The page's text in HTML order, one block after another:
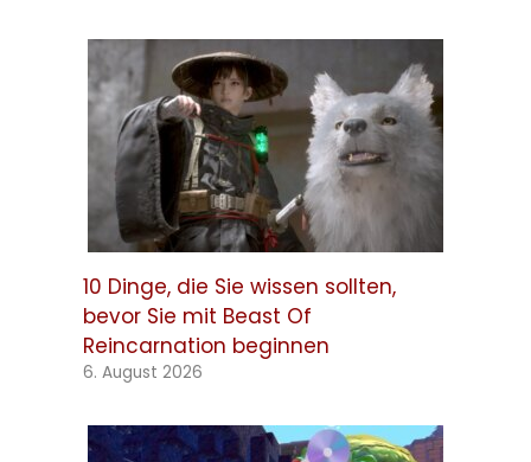
10 Dinge, die Sie wissen sollten,
bevor Sie mit Beast Of
Reincarnation beginnen
6. August 2026